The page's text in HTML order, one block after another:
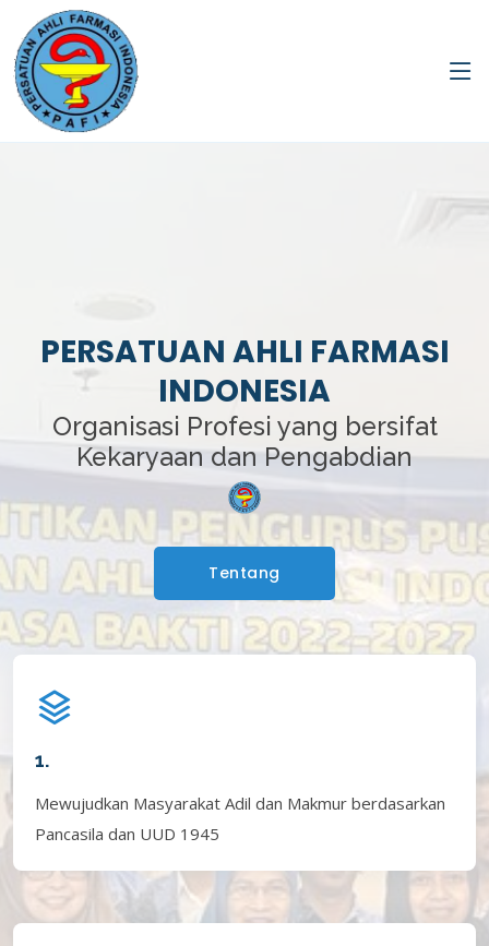
PERSATUAN AHLI FARMASI
INDONESIA
Organisasi Profesi yang bersifat
Kekaryaan dan Pengabdian
Tentang
1.
Mewujudkan Masyarakat Adil dan Makmur berdasarkan
Pancasila dan UUD 1945